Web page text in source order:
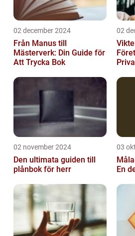
02 december 2024
Från Manus till
Mästerverk: Din Guide för
Att Trycka Bok
02
02 november 2024
Den ultimata guiden till
plånbok för herr
03
En